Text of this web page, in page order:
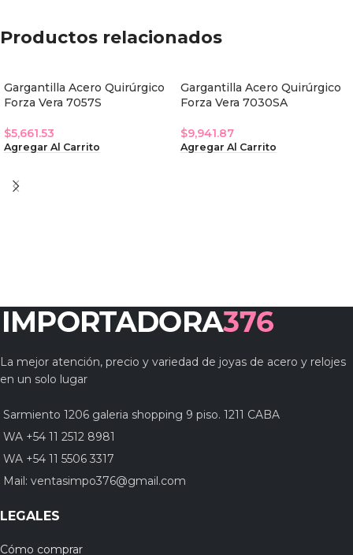
Productos relacionados
Gargantilla Acero Quirúrgico
Forza Vera 7057S
$5,661.53
Agregar Al Carrito
Gargantilla Acero Quirúrgico
Forza Vera 7030SA
$9,941.87
Agregar Al Carrito
La mejor atención, precio y variedad de joyas de acero y relojes
en un solo lugar
Sarmiento 1206 galeria shopping 9 piso. 1211 CABA
WA +54 11 2512 8981
WA +54 11 5506 3317
Mail: ventasimpo376@gmail.com
LEGALES
Cómo comprar